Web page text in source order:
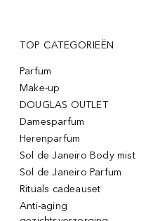
TOP CATEGORIEËN
Parfum
Make-up
DOUGLAS OUTLET
Damesparfum
Herenparfum
Sol de Janeiro Body mist
Sol de Janeiro Parfum
Rituals cadeauset
Anti-aging